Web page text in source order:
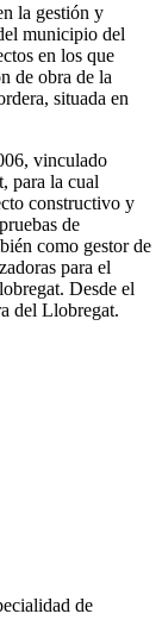
la gestión y
municipio del
en los que
de obra de la
situada en
vinculado
para la cual
constructivo y
de
como gestor de
para el
Desde el
del Llobregat.
de